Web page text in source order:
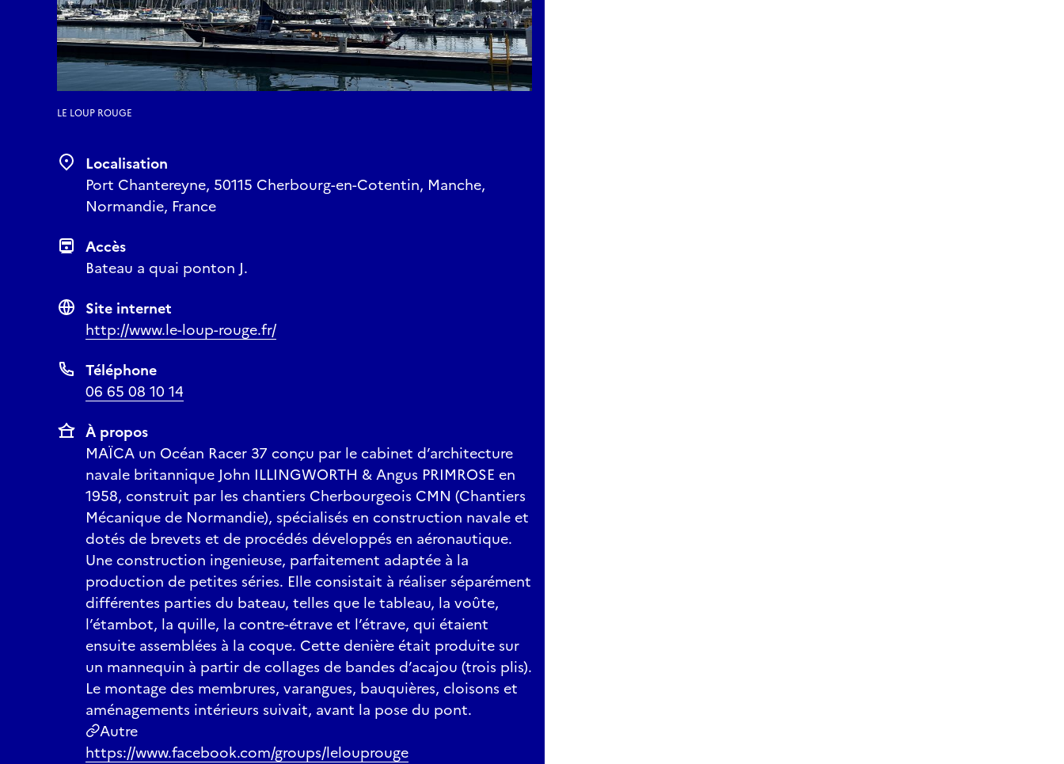
LE LOUP ROUGE
Localisation
Port Chantereyne, 50115 Cherbourg-en-Cotentin, Manche,
Normandie, France
Accès
Bateau a quai ponton J.
Site internet
http://www.le-loup-rouge.fr/
Téléphone
06 65 08 10 14
À propos
MAÏCA un Océan Racer 37 conçu par le cabinet d’architecture
navale britannique John ILLINGWORTH & Angus PRIMROSE en
1958, construit par les chantiers Cherbourgeois CMN (Chantiers
Mécanique de Normandie), spécialisés en construction navale et
dotés de brevets et de procédés développés en aéronautique.
Une construction ingenieuse, parfaitement adaptée à la
production de petites séries. Elle consistait à réaliser séparément
différentes parties du bateau, telles que le tableau, la voûte,
l’étambot, la quille, la contre-étrave et l’étrave, qui étaient
ensuite assemblées à la coque. Cette denière était produite sur
un mannequin à partir de collages de bandes d’acajou (trois plis).
Le montage des membrures, varangues, bauquières, cloisons et
aménagements intérieurs suivait, avant la pose du pont.
Autre
https://www.facebook.com/groups/lelouprouge